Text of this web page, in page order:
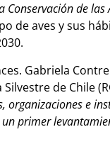
Conservación de las
de aves y sus
Gabriela
de Chile
organizaciones e
primer